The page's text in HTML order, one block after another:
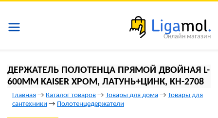
ДЕРЖАТЕЛЬ ПОЛОТЕНЦА ПРЯМОЙ ДВОЙНАЯ L-
600MM KAISER ХРОМ, ЛАТУНЬ+ЦИНК, KH-2708
Главная → Каталог товаров → Товары для дома → Товары для
сантехники → Полотенцедержатели
Онлайн магазин